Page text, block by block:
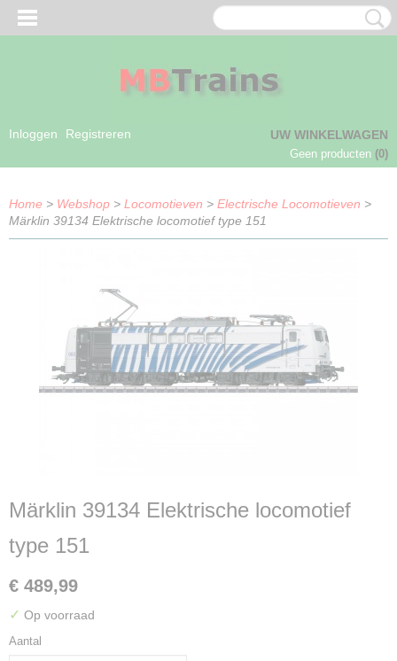
Inloggen Registreren UW WINKELWAGEN
Geen producten (0)
Home > Webshop > Locomotieven > Electrische Locomotieven >
Märklin 39134 Elektrische locomotief type 151
Märklin 39134 Elektrische locomotief
type 151
€ 489,99
✓ Op voorraad
Aantal